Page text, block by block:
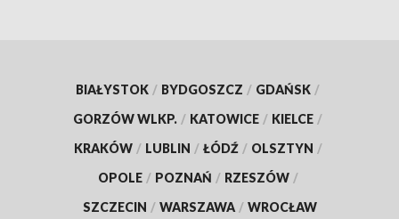
BIAŁYSTOK / BYDGOSZCZ / GDAŃSK /
GORZÓW WLKP. / KATOWICE / KIELCE /
KRAKÓW / LUBLIN / ŁÓDŹ / OLSZTYN /
OPOLE / POZNAŃ / RZESZÓW /
SZCZECIN / WARSZAWA / WROCŁAW